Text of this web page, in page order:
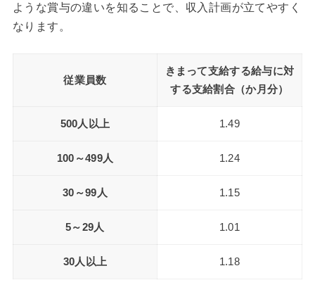
ような賞与の違いを知ることで、収入計画が立てやすく
なります。
従業員数
きまって支給する給与に対
する支給割合（か月分）
500人以上 1.49
100～499人 1.24
30～99人 1.15
5～29人 1.01
30人以上 1.18